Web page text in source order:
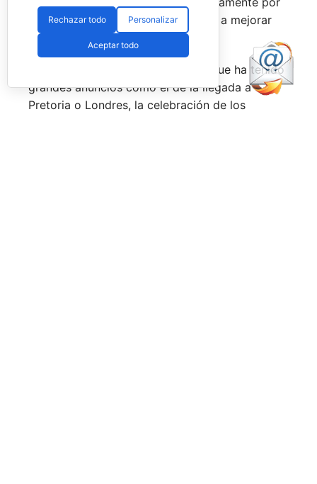
esa rivalidad que tienen, se obligan a mejorar
constantemente.
Una primera mitad de temporada que ha tenido
grandes anuncios como el de la llegada a
Pretoria o Londres, la celebración de los
Rechazar todo Personalizar
Aceptar todo